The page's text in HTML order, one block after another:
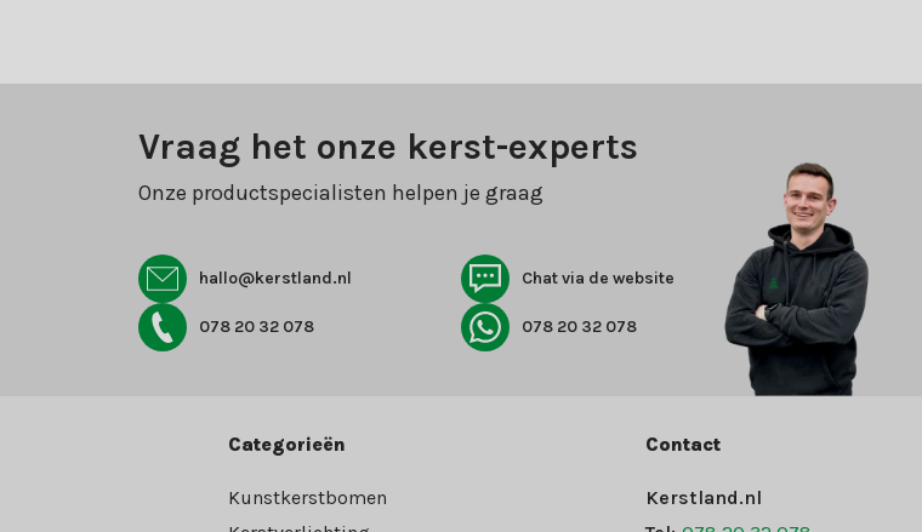
Vraag het onze kerst-experts
Onze productspecialisten helpen je graag
hallo@kerstland.nl Chat via de website
078 20 32 078 078 20 32 078
Categorieën
Kunstkerstbomen
Contact
Kerstland.nl